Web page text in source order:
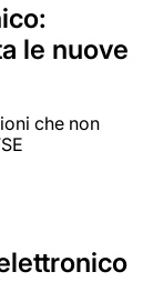
le nuove
che non